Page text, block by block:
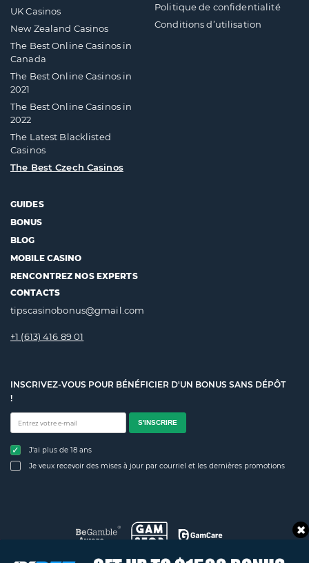
INSCRIVEZ-VOUS POUR BÉNÉFICIER D'UN BONUS SANS DÉPÔT
!
S'INSCRIRE
J'ai plus de 18 ans
Je veux recevoir des mises à jour par courriel et les dernières promotions
UK Casinos
New Zealand Casinos
The Best Online Casinos in
Canada
The Best Online Casinos in
2021
The Best Online Casinos in
2022
The Latest Blacklisted
Casinos
The Best Czech Casinos
Politique de confidentialité
Conditions d’utilisation
GUIDES
BONUS
BLOG
MOBILE CASINO
RENCONTREZ NOS EXPERTS
CONTACTS
tipscasinobonus@gmail.com
+1 (613) 416 89 01